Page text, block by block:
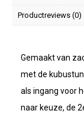
Productreviews (0)
Gemaakt van
met de
als ingang voor
naar keuze, de